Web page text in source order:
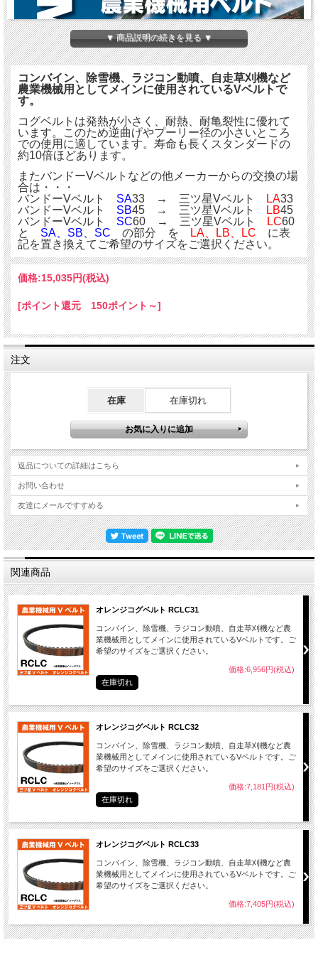
▼ 商品説明の続きを見る ▼
コンバイン、除雪機、ラジコン動噴、自走草刈機など
農業機械用としてメインに使用されているVベルトで
す。
コグベルトは発熱が小さく、耐熱、耐亀裂性に優れて
います。このため逆曲げやプーリー径の小さいところ
での使用に適しています。寿命も長くスタンダードの
約10倍ほどあります。
またバンドーVベルトなどの他メーカーからの交換の場
合は・・・
バンドーVベルト SA33 → 三ツ星Vベルト LA33
バンドーVベルト SB45 → 三ツ星Vベルト LB45
バンドーVベルト SC60 → 三ツ星Vベルト LC60
と SA、SB、SC の部分 を LA、LB、LC に表
記を置き換えてご希望のサイズをご選択ください。
価格:15,035円(税込)
[ポイント還元 150ポイント～]
注文
在庫 在庫切れ
返品についての詳細はこちら
お問い合わせ
友達にメールですすめる
関連商品
オレンジコグベルト RCLC31
コンバイン、除雪機、ラジコン動噴、自走草刈機など農
業機械用としてメインに使用されているVベルトです。ご
希望のサイズをご選択ください。
価格:6,956円(税込)
在庫切れ
オレンジコグベルト RCLC32
コンバイン、除雪機、ラジコン動噴、自走草刈機など農
業機械用としてメインに使用されているVベルトです。ご
希望のサイズをご選択ください。
価格:7,181円(税込)
在庫切れ
オレンジコグベルト RCLC33
コンバイン、除雪機、ラジコン動噴、自走草刈機など農
業機械用としてメインに使用されているVベルトです。ご
希望のサイズをご選択ください。
価格:7,405円(税込)